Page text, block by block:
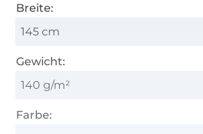
Breite:
145 cm
Gewicht:
140 g/m²
Farbe: